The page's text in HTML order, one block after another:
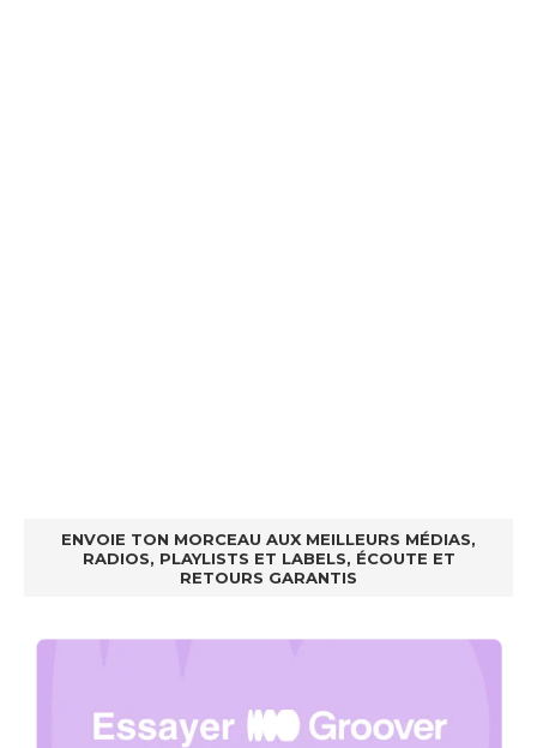
ENVOIE TON MORCEAU AUX MEILLEURS MÉDIAS,
RADIOS, PLAYLISTS ET LABELS, ÉCOUTE ET
RETOURS GARANTIS